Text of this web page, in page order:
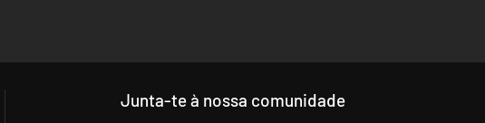
Junta-te à nossa comunidade